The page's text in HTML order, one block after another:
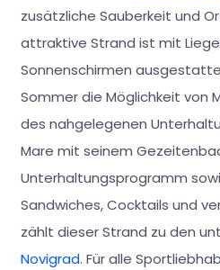
zusätzliche Sauberkeit und
attraktive Strand ist mit
Sonnenschirmen
Sommer die Möglichkeit von
des nahgelegenen
Mare mit seinem
Unterhaltungsprogramm
Sandwiches, Cocktails und
zählt dieser Strand zu den
Novigrad. Für alle